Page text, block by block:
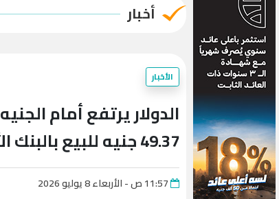
أخبار
الأخبار
49.37 جنيه للبيع بالبنك الأهلي المصري